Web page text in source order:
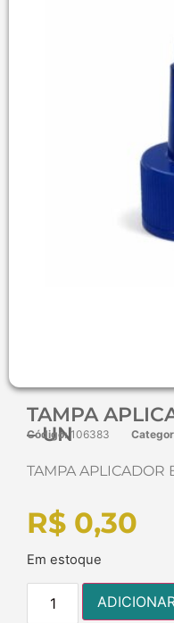
TAMPA
– UN
Código: 106383
TAMPA APLICADOR
R$ 0,30
Em estoque